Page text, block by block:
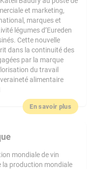
et marketing,
marques et
légumes d’Eureden
Cette nouvelle
dans la continuité des
par la marque
du travail
alimentaire
En savoir plus
mondiale de vin
la production mondiale